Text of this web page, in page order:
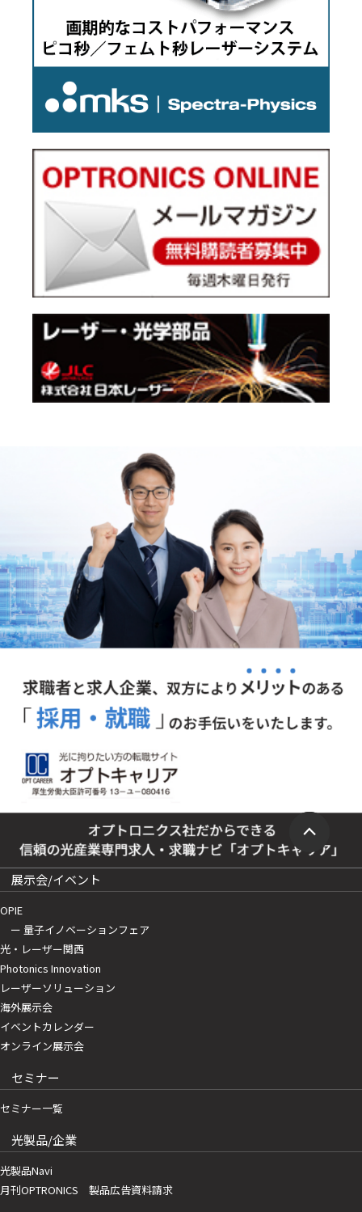
展示会/イベント
OPIE
ー 量子イノベーションフェア
光・レーザー関西
Photonics Innovation
レーザーソリューション
海外展示会
イベントカレンダー
オンライン展示会
セミナー
セミナー一覧
光製品/企業
光製品Navi
月刊OPTRONICS 製品広告資料請求